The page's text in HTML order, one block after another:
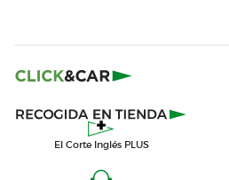
El Corte Inglés PLUS